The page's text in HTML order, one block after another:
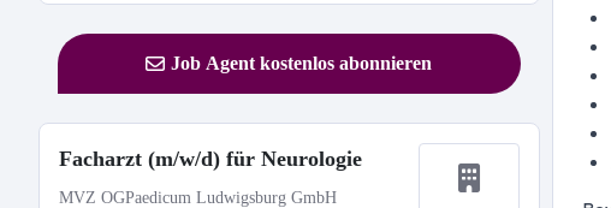
Job Agent kostenlos abonnieren
Facharzt (m/w/d) für Neurologie
MVZ OGPaedicum Ludwigsburg GmbH